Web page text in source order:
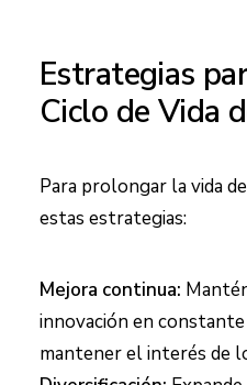
Estrategias
Ciclo de Vida
Para prolongar la vida
estas estrategias:
Mejora continua:
innovación en
mantener el interés de